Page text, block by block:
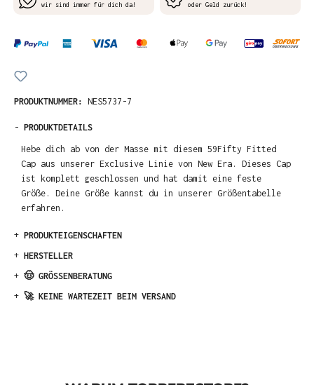
wir sind immer für dich da!
oder Geld zurück!
PRODUKTNUMMER: NES5737-7
- PRODUKTDETAILS
Hebe dich ab von der Masse mit diesem 59Fifty Fitted
Cap aus unserer Exclusive Linie von New Era. Dieses Cap
ist komplett geschlossen und hat damit eine feste
Größe. Deine Größe kannst du in unserer Größentabelle
erfahren.
+ PRODUKTEIGENSCHAFTEN
+ HERSTELLER
+ 🤠 GRÖSSENBERATUNG
+ 🚀 KEINE WARTEZEIT BEIM VERSAND